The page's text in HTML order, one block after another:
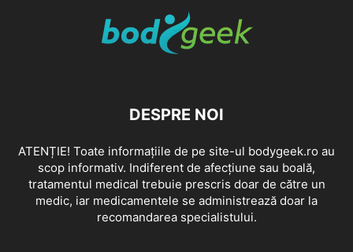
DESPRE NOI
ATENȚIE! Toate informațiile de pe site-ul bodygeek.ro au
scop informativ. Indiferent de afecțiune sau boală,
tratamentul medical trebuie prescris doar de către un
medic, iar medicamentele se administrează doar la
recomandarea specialistului.